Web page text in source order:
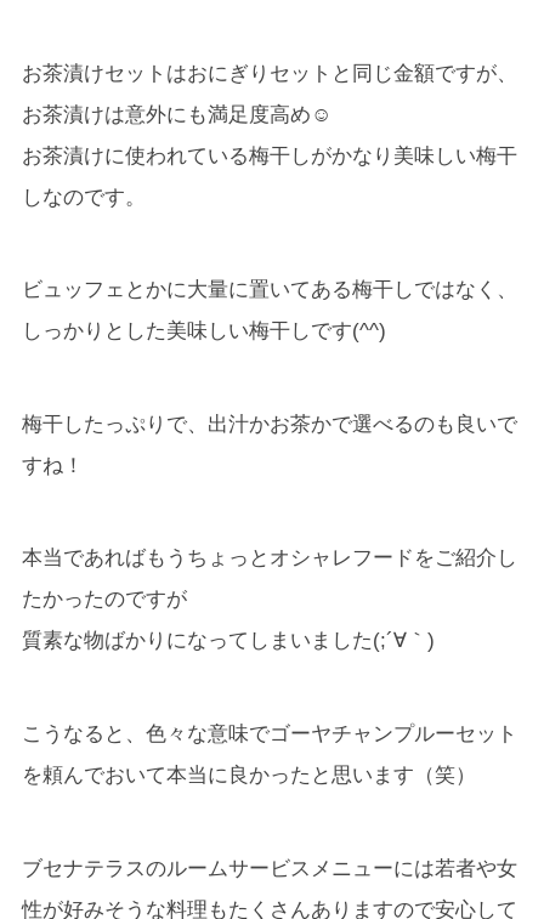
お茶漬けセットはおにぎりセットと同じ金額ですが、
お茶漬けは意外にも満足度高め☺
お茶漬けに使われている梅干しがかなり美味しい梅干
しなのです。
ビュッフェとかに大量に置いてある梅干しではなく、
しっかりとした美味しい梅干しです(^^)
梅干したっぷりで、出汁かお茶かで選べるのも良いで
すね！
本当であればもうちょっとオシャレフードをご紹介し
たかったのですが
質素な物ばかりになってしまいました(;´∀｀)
こうなると、色々な意味でゴーヤチャンプルーセット
を頼んでおいて本当に良かったと思います（笑）
ブセナテラスのルームサービスメニューには若者や女
性が好みそうな料理もたくさんありますので安心して